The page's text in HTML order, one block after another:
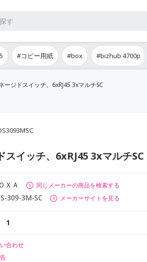
#コピー用紙 #box #bizhub 4700p
ージドスイッチ、6xRJ45 3xマルチSC
スイッチ、6xRJ45 3xマルチSC
ＸＡ 同じメーカーの商品を検索する
309-3M-SC メーカーサイトを見る
1
合わせ